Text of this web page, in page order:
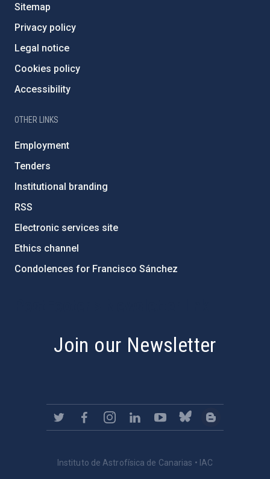
Sitemap
Privacy policy
Legal notice
Cookies policy
Accessibility
OTHER LINKS
Employment
Tenders
Institutional branding
RSS
Electronic services site
Ethics channel
Condolences for Francisco Sánchez
Join our Newsletter
Instituto de Astrofísica de Canarias • IAC